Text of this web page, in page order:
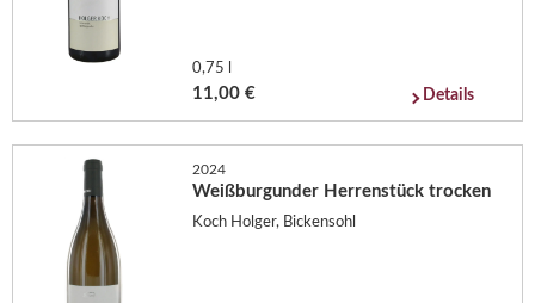
0,75 l
11,00 € Details
2024
Weißburgunder Herrenstück trocken
Koch Holger, Bickensohl